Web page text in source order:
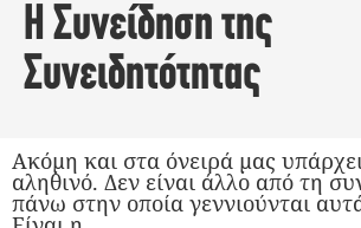
Η Συνείδηση της
Συνειδητότητας
Ακόμη και στα όνειρά μας
αληθινό. Δεν είναι άλλο από τη
πάνω στην οποία γεννιούνται